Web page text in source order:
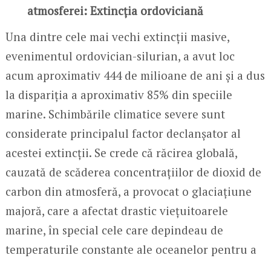
atmosferei: Extincția ordoviciană
Una dintre cele mai vechi extincții masive,
evenimentul ordovician-silurian, a avut loc
acum aproximativ 444 de milioane de ani și a dus
la dispariția a aproximativ 85% din speciile
marine. Schimbările climatice severe sunt
considerate principalul factor declanșator al
acestei extincții. Se crede că răcirea globală,
cauzată de scăderea concentrațiilor de dioxid de
carbon din atmosferă, a provocat o glaciațiune
majoră, care a afectat drastic viețuitoarele
marine, în special cele care depindeau de
temperaturile constante ale oceanelor pentru a